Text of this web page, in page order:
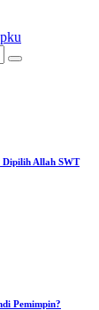
Dipilih Allah SWT
Pemimpin?